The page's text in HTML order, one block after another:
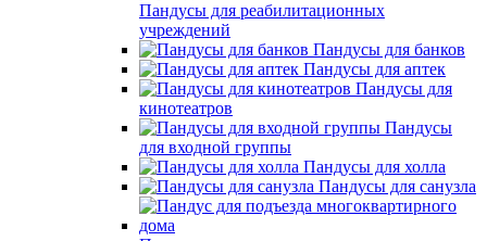
Пандусы для реабилитационных
учреждений
Пандусы для банков
Пандусы для аптек
Пандусы для
кинотеатров
Пандусы
для входной группы
Пандусы для холла
Пандусы для санузла